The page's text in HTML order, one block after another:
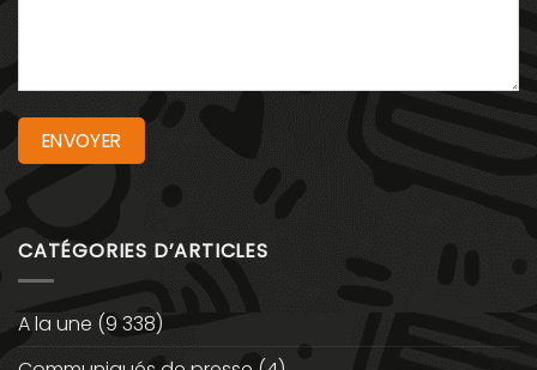
CATÉGORIES D’ARTICLES
A la une (9 338)